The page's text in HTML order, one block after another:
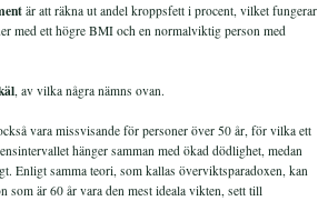
är att räkna ut andel kroppsfett i procent, vilket fungerar
med ett högre BMI och en normalviktig person med
, av vilka några nämns ovan.
vara missvisande för personer över 50 år, för vilka ett
hänger samman med ökad dödlighet, medan
Enligt samma teori, som kallas överviktsparadoxen, kan
som är 60 år vara den mest ideala vikten, sett till